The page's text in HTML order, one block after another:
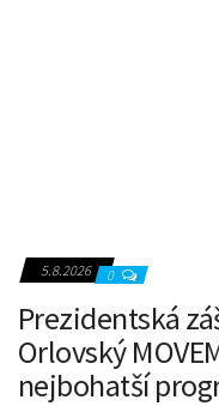
5.8.2026 0
Prezidentská
Orlovský
nejbohatší